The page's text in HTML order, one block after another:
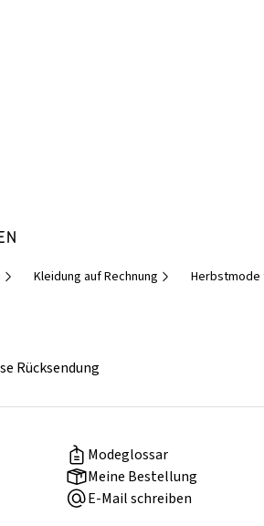
Kleidung auf Rechnung Herbstmode
Rücksendung
Modeglossar
Meine Bestellung
E-Mail schreiben